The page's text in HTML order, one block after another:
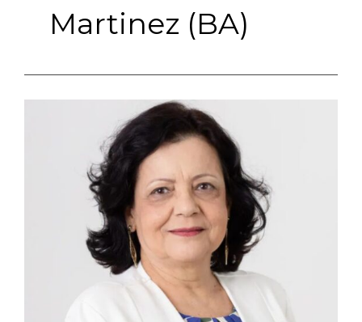
Martinez (BA)